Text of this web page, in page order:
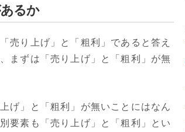
るか
売り上げ」と「粗利」であると答え
まずは「売り上げ」と「粗利」が無
げ」と「粗利」が無いことにはなん
要素も「売り上げ」と「粗利」とい